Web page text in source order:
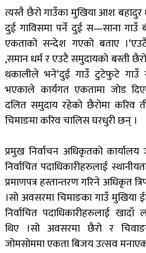
त्यस्तै छैरो गाउँका मुखिया आश
दुई गाविसमा पर्ने दुई स—साना गाउँ
एकताको सन्देश गएको बताए
,समान धर्म र एउटै समुदायको बस्ती
थकालीले भने‘दुई गाउँ टुटेफुटे गाउँ
भएकाले कार्यगत एकतामा जोड
दलित समुदाय रहेको छैरोमा करिव
चिमाङमा करिव चालिस घरधुरी छन् ।
प्रमुख निर्वाचन अधिकृतको कार्यालय
निर्वाचित पदाधिकारीहरुलाई
प्रमाणपत्र हस्तान्तरण गरिने अधिकृत
।सो अवसरमा चिमाङका गाउँ मुखिया
निर्वाचित पदाधिकारीहरुलाई
थिए ।सो अवसरमा छैरो र
जोमसोममा एकता बिजय उत्सव